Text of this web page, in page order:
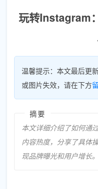
玩转Instagram
温馨提示：本文最后更
或图片失效，请在下方
摘要
本文详细介绍了如何通
内容热度，分享了具体
现品牌曝光和用户增长。